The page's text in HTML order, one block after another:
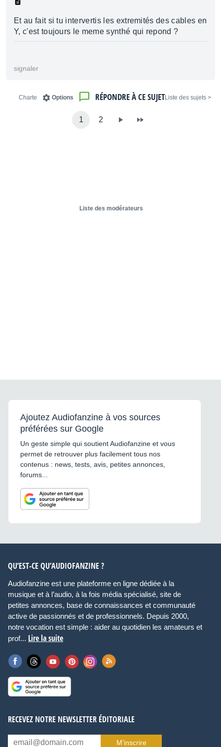
Et au fait si tu intervertis les extremités des cables en
Y, c'est toujours le meme synthé qui repond ?
signaler
< Liste des sujets
RÉPONDRE À CE SUJET
Options
Charte
1 2
Liste des modérateurs
Ajoutez Audiofanzine à vos sources
préférées sur Google
Un geste simple qui soutient Audiofanzine et vous
permet de retrouver plus facilement tous nos
contenus : news, tests, avis, petites annonces,
forums...
QU’EST-CE QU’AUDIOFANZINE ?
Audiofanzine est une plateforme en ligne dédiée à la
musique et à l’audio, à la fois média spécialisé, site de
petites annonces, base de connaissances et communauté
active de passionnés et de professionnels. Depuis 2000,
notre vocation est simple : aider au quotidien les amateurs et
prof... Lire la suite
RECEVEZ NOTRE NEWSLETTER ÉDITORIALE
M’inscrire